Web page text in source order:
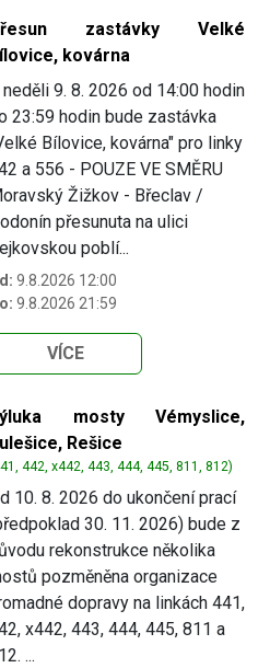
zastávky Velké
kovárna
neděli 9. 8. 2026 od 14:00 hodin
23:59 hodin bude zastávka
Bílovice, kovárna" pro linky
a 556 - POUZE VE SMĚRU
Žižkov - Břeclav /
přesunuta na ulici
poblí...
9.8.2026 12:00
9.8.2026 21:59
VÍCE
mosty Vémyslice,
Rešice
442, x442, 443, 444, 445, 811, 812)
10. 8. 2026 do ukončení prací
30. 11. 2026) bude z
rekonstrukce několika
pozměněna organizace
dopravy na linkách 441,
x442, 443, 444, 445, 811 a
...